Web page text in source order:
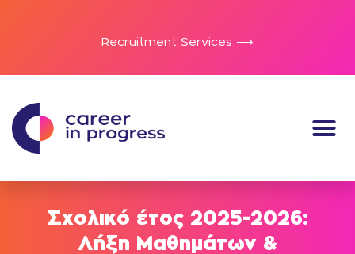
Recruitment Services ⟶
Σχολικό έτος 2025-2026:
Λήξη Μαθημάτων &